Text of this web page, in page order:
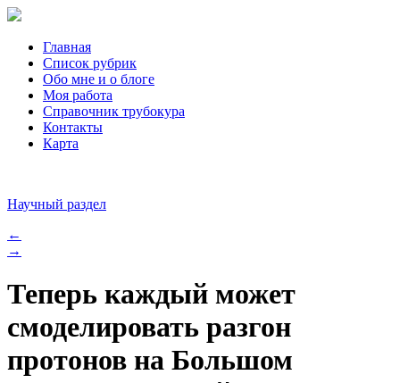
Главная
Список рубрик
Обо мне и о блоге
Моя работа
Справочник трубокура
Контакты
Карта
Научный раздел
←
→
Теперь каждый может
смоделировать разгон
протонов на Большом